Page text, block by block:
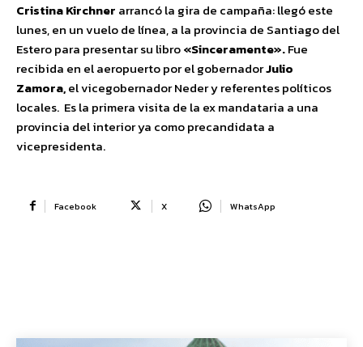
Cristina Kirchner arrancó la gira de campaña: llegó este
lunes, en un vuelo de línea, a la provincia de Santiago del
Estero para presentar su libro«Sinceramente».Fue
recibida en el aeropuerto por el gobernadorJulio
Zamora,el vicegobernador Neder y referentes políticos
locales. Es la primera visita de la ex mandataria a una
provincia del interior ya como precandidata a
vicepresidenta.
Facebook X WhatsApp